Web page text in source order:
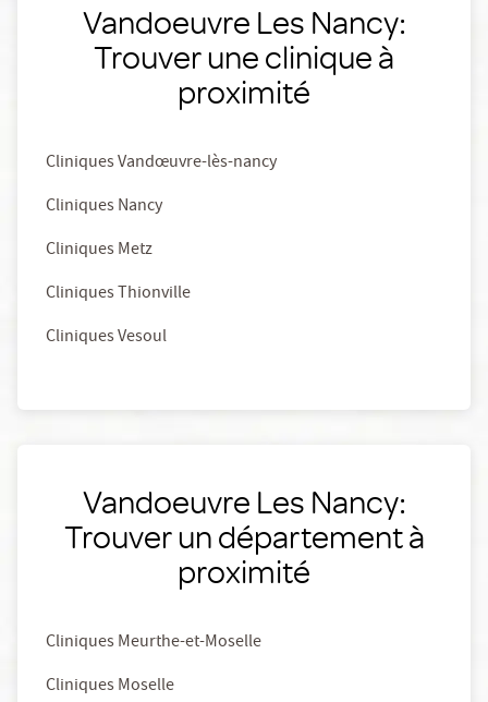
Vandoeuvre Les Nancy:
Trouver une clinique à
proximité
Cliniques Vandœuvre-lès-nancy
Cliniques Nancy
Cliniques Metz
Cliniques Thionville
Cliniques Vesoul
Vandoeuvre Les Nancy:
Trouver un département à
proximité
Cliniques Meurthe-et-Moselle
Cliniques Moselle